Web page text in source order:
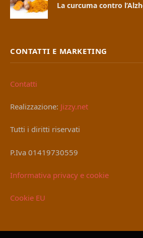
La curcuma contro
CONTATTI E MARKETING
Contatti
Realizzazione: Jizzy.net
Tutti i diritti riservati
P.Iva 01419730559
Informativa privacy e cookie
Cookie EU